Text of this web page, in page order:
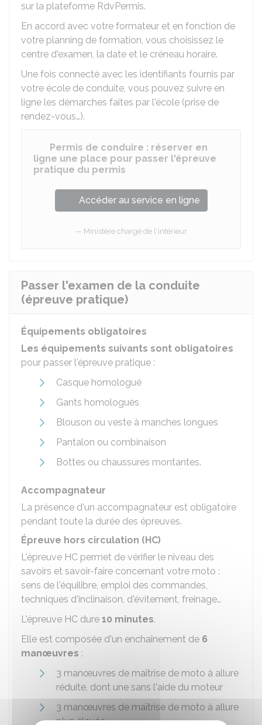
sur la plateforme RdvPermis.
En accord avec votre formateur et en fonction de
votre planning de formation, vous choisissez le
centre d'examen, la date et le créneau horaire.
Une fois connecté avec les identifiants fournis par
votre école de conduite, vous pouvez suivre en
ligne les démarches faites par l'école (prise de
rendez-vous…).
Permis de conduire : réserver en
ligne une place pour passer l'épreuve
pratique du permis
Accéder au service en ligne
Ministère chargé de l'intérieur
Passer l'examen de la conduite
(épreuve pratique)
Équipements obligatoires
Les équipements suivants sont obligatoires
pour passer l'épreuve pratique :
Casque homologué
Gants homologués
Blouson ou veste à manches longues
Pantalon ou combinaison
Bottes ou chaussures montantes.
Accompagnateur
La présence d'un accompagnateur est obligatoire
pendant toute la durée des épreuves.
Épreuve hors circulation (HC)
L'épreuve HC permet de vérifier le niveau des
savoirs et savoir-faire concernant votre moto :
sens de l'équilibre, emploi des commandes,
techniques d'inclinaison, d'évitement, freinage…
L'épreuve HC dure 10 minutes.
Elle est composée d'un enchaînement de 6
manœuvres :
3 manœuvres de maîtrise de moto à allure
réduite, dont une sans l'aide du moteur
3 manœuvres de maîtrise de moto à allure
plus élevée.